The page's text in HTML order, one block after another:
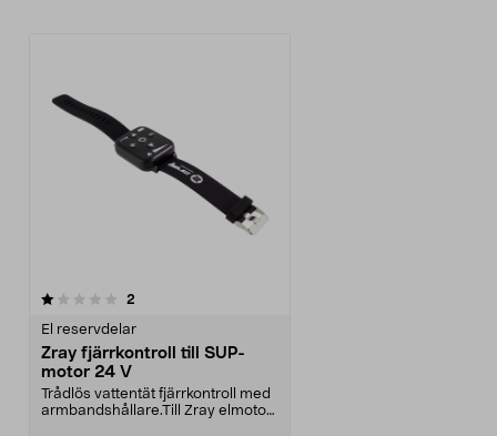
2
El reservdelar
Zray fjärrkontroll till SUP-
motor 24 V
Trådlös vattentät fjärrkontroll med
armbandshållare.Till Zray elmotor